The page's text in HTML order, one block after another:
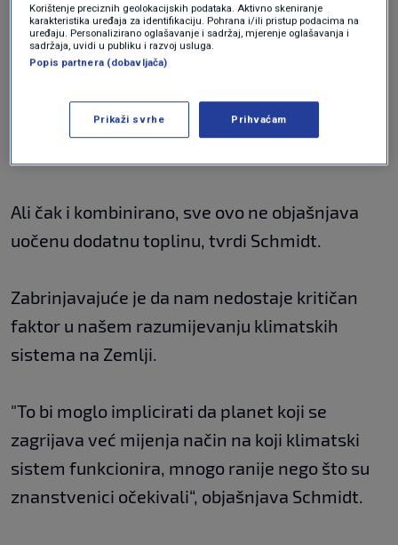
aerosoli za površinsko hlađenje nakon
promjena regulative 2020. godine; povećanje
vodene pare koja zadržava toplinu od erupcije
Hunga Tonga-Hunga Ha’apai 2022; i aktivnost u
trenutnom solarnom ciklusu koja šalje više
Ali čak i kombinirano, sve ovo ne objašnjava
uočenu dodatnu toplinu, tvrdi Schmidt.
Zabrinjavajuće je da nam nedostaje kritičan
faktor u našem razumijevanju klimatskih
sistema na Zemlji.
"To bi moglo implicirati da planet koji se
zagrijava već mijenja način na koji klimatski
sistem funkcionira, mnogo ranije nego što su
znanstvenici očekivali“, objašnjava Schmidt.
Korištenje preciznih geolokacijskih podataka. Aktivno skeniranje
karakteristika uređaja za identifikaciju. Pohrana i/ili pristup podacima na
uređaju. Personalizirano oglašavanje i sadržaj, mjerenje oglašavanja i
sadržaja, uvidi u publiku i razvoj usluga.
Popis partnera (dobavljača)
Prikaži svrhe Prihvaćam